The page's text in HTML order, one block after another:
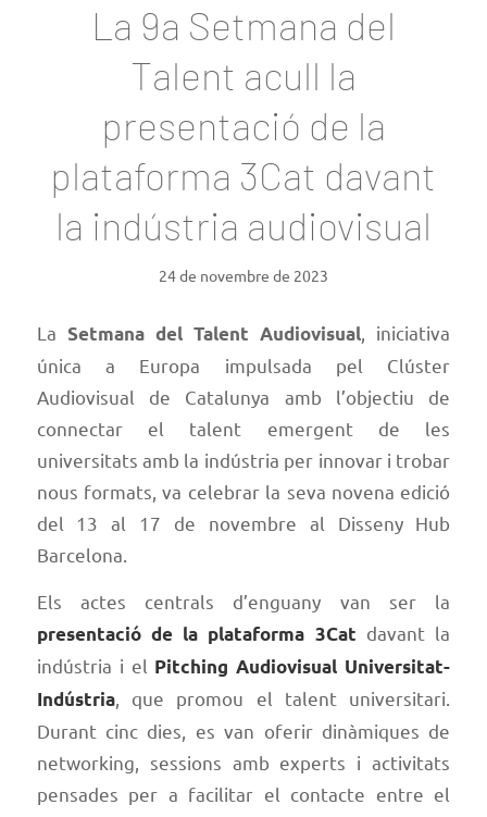
La 9a Setmana del
Talent acull la
presentació de la
plataforma 3Cat davant
la indústria audiovisual
24 de novembre de 2023
La Setmana del Talent Audiovisual , iniciativa
única a Europa impulsada pel Clúster
Audiovisual de Catalunya amb l’objectiu de
connectar el talent emergent de les
universitats amb la indústria per innovar i trobar
nous formats, va celebrar la seva novena edició
del 13 al 17 de novembre al Disseny Hub
Barcelona.
Els actes centrals d’enguany van ser la
presentació de la plataforma 3Cat davant la
indústria i el Pitching Audiovisual Universitat-
Indústria, que promou el talent universitari.
Durant cinc dies, es van oferir dinàmiques de
networking, sessions amb experts i activitats
pensades per a facilitar el contacte entre el